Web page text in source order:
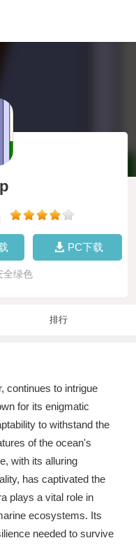
PC下载
全绿色
排行
continues to intrigue
for its enigmatic
to withstand the
of the ocean's
with its alluring
has captivated the
plays a vital role in
ecosystems. Its
needed to survive